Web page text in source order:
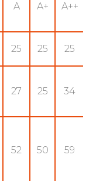
A A+ A++
25 25 25
27 25 34
52 50 59